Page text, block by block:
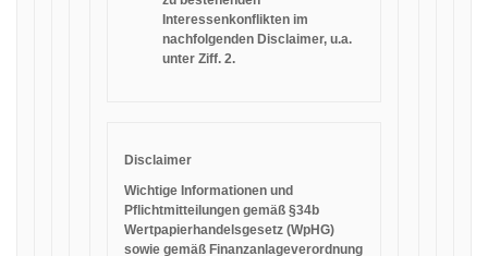
Interessenkonflikten im
nachfolgenden Disclaimer, u.a.
unter Ziff. 2.
Disclaimer
Wichtige Informationen und
Pflichtmitteilungen gemäß §34b
Wertpapierhandelsgesetz (WpHG)
sowie gemäß Finanzanlageverordnung